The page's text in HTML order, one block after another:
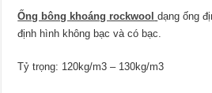
Ống bông khoáng rockwool dạng ống
định hình không bạc và có bạc.
Tỷ trọng: 120kg/m3 – 130kg/m3